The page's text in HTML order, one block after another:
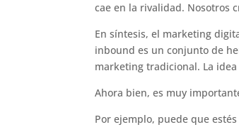
cae en la rivalidad. Nosotros
En síntesis, el marketing
inbound es un conjunto de
marketing tradicional. La idea
Ahora bien, es muy
Por ejemplo, puede que